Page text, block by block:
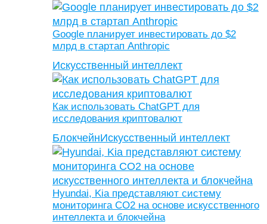
Google планирует инвестировать до $2
млрд в стартап Anthropic
Искусственный интеллект
Как использовать ChatGPT для
исследования криптовалют
БлокчейнИскусственный интеллект
Hyundai, Kia представляют систему
мониторинга CO2 на основе искусственного
интеллекта и блокчейна